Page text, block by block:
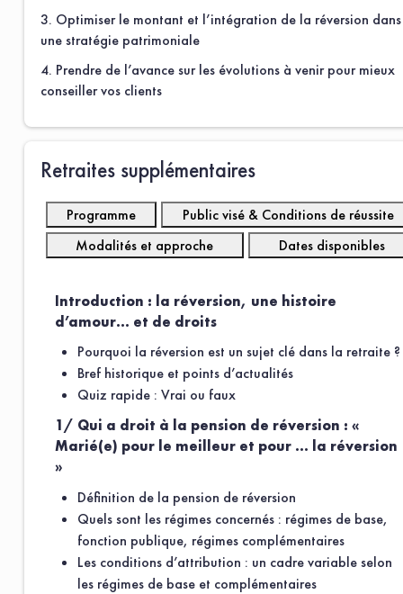
3. Optimiser le montant et l’intégration de la réversion dans
une stratégie patrimoniale
4. Prendre de l’avance sur les évolutions à venir pour mieux
conseiller vos clients
Retraites supplémentaires
Programme
Public visé & Conditions de réussite
Modalités et approche
Dates disponibles
Introduction : la réversion, une histoire
d’amour… et de droits
Pourquoi la réversion est un sujet clé dans la retraite ?
Bref historique et points d’actualités
Quiz rapide : Vrai ou faux
1/ Qui a droit à la pension de réversion : «
Marié(e) pour le meilleur et pour … la réversion
»
Définition de la pension de réversion
Quels sont les régimes concernés : régimes de base,
fonction publique, régimes complémentaires
Les conditions d’attribution : un cadre variable selon
les régimes de base et complémentaires